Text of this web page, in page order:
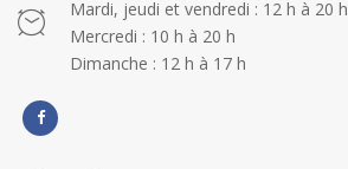
Mardi, jeudi et vendredi : 12 h à 20 h
Mercredi : 10 h à 20 h
Dimanche : 12 h à 17 h